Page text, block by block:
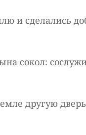
и сделались
сокол:
другую